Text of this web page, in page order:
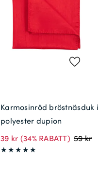
Karmosinröd bröstnäsduk i
polyester dupion
39 kr (34% RABATT) 59 kr